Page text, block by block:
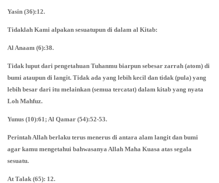
Yasin (36):12.
Tidaklah Kami alpakan sesuatupun di dalam al Kitab:
Al Anaam (6):38.
Tidak luput dari pengetahuan Tuhanmu biarpun sebesar zarrah (atom) di
bumi ataupun di langit. Tidak ada yang lebih kecil dan tidak (pula) yang
lebih besar dari itu melainkan (semua tercatat) dalam kitab yang nyata
Loh Mahfuz.
Yunus (10):61; Al Qamar (54):52-53.
Perintah Allah berlaku terus menerus di antara alam langit dan bumi
agar kamu mengetahui bahwasanya Allah Maha Kuasa atas segala
sesuatu.
At Talak (65): 12.